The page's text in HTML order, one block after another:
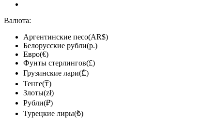
Валюта:
Аргентинские песо(AR$)
Белорусские рубли(р.)
Евро(€)
Фунты стерлингов(£)
Грузинские лари(₾)
Тенге(₸)
Злоты(zł)
Рубли(₽)
Турецкие лиры(₺)